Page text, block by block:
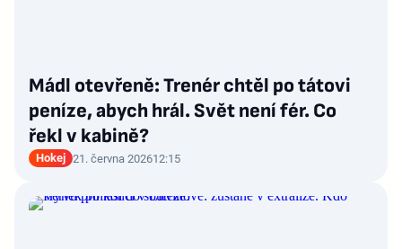
Mádl otevřeně: Trenér chtěl po tátovi
peníze, abych hrál. Svět není fér. Co
řekl v kabině?
Hokej 21. června 202612:15